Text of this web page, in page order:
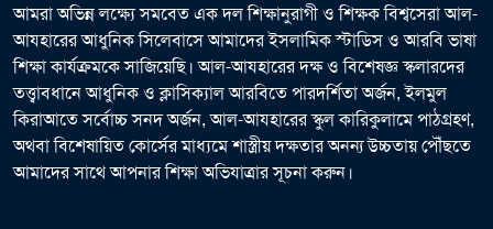
আমরা অভিন্ন লক্ষ্যে সমবেত এক দল শিক্ষানুরাগী ও শিক্ষক বিশ্বসেরা আল-
আযহারের আধুনিক সিলেবাসে আমাদের ইসলামিক স্টাডিস ও আরবি ভাষা
শিক্ষা কার্যক্রমকে সাজিয়েছি। আল-আযহারের দক্ষ ও বিশেষজ্ঞ স্কলারদের
তত্ত্বাবধানে আধুনিক ও ক্লাসিক্যাল আরবিতে পারদর্শিতা অর্জন, ইলমুল
কিরাআতে সর্বোচ্চ সনদ অর্জন, আল-আযহারের স্কুল কারিকুলামে পাঠগ্রহণ,
অথবা বিশেষায়িত কোর্সের মাধ্যমে শাস্ত্রীয় দক্ষতার অনন্য উচ্চতায় পৌঁছতে
আমাদের সাথে আপনার শিক্ষা অভিযাত্রার সূচনা করুন।